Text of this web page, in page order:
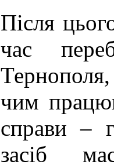
Після
час
чим
справи –
засіб